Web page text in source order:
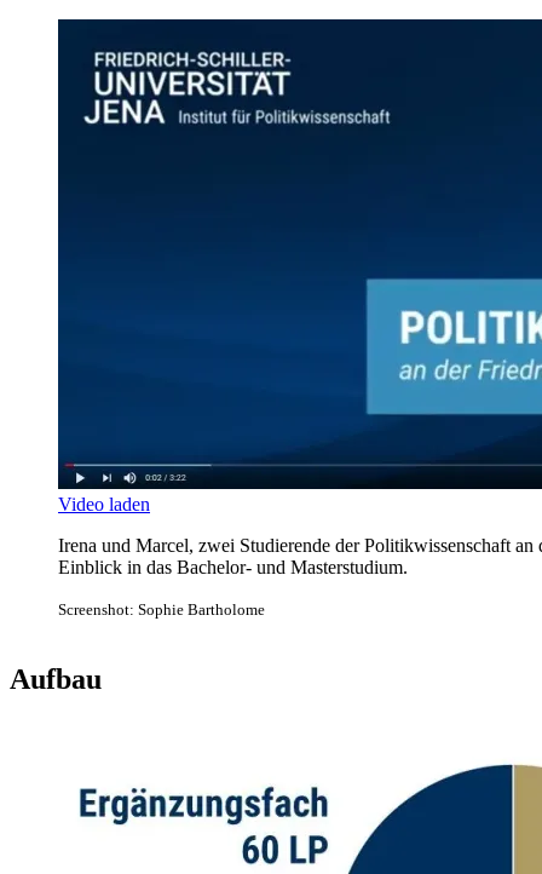
Video laden
Irena und Marcel, zwei Studierende der Politikwissenschaft
Einblick in das Bachelor- und Masterstudium.
Screenshot: Sophie Bartholome
Aufbau